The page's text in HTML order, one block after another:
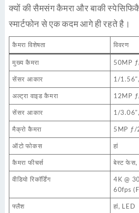
क्यों की सैमसंग कैमरा और बाकी
स्मार्टफोनसे एक कदम आगे ही रहते है।
कैमरा विशेषता विवरण
मुख्य कैमरा 50MP
सेंसर आकार 1/
अल्ट्रा वाइड कैमरा 12MP
सेंसर आकार 1/
मैक्रो कैमरा 5MP ƒ/
ऑटो फोकस हां
कैमरा फीचर्स बेस्ट फेस,
वीडियो रिकॉर्डिंग
4K @
60fps
फ्लैश हां, LED